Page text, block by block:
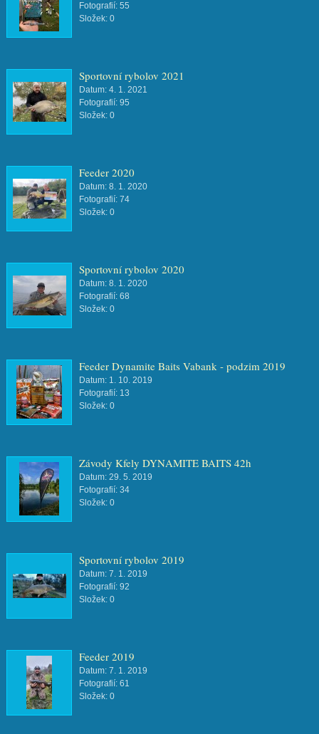
Fotografií: 55
Složek: 0
Sportovní rybolov 2021
Datum: 4. 1. 2021
Fotografií: 95
Složek: 0
Feeder 2020
Datum: 8. 1. 2020
Fotografií: 74
Složek: 0
Sportovní rybolov 2020
Datum: 8. 1. 2020
Fotografií: 68
Složek: 0
Feeder Dynamite Baits Vabank - podzim 2019
Datum: 1. 10. 2019
Fotografií: 13
Složek: 0
Závody Kfely DYNAMITE BAITS 42h
Datum: 29. 5. 2019
Fotografií: 34
Složek: 0
Sportovní rybolov 2019
Datum: 7. 1. 2019
Fotografií: 92
Složek: 0
Feeder 2019
Datum: 7. 1. 2019
Fotografií: 61
Složek: 0